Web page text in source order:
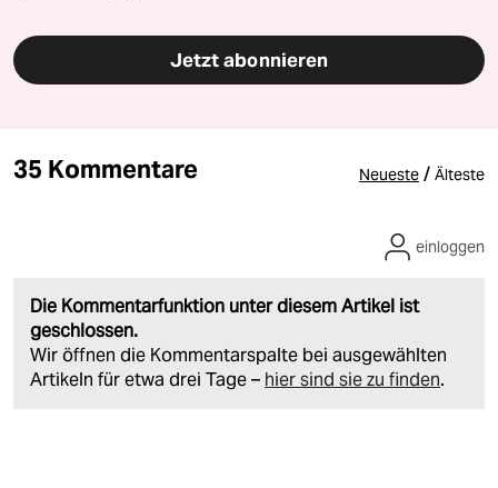
Jetzt abonnieren
35 Kommentare Neueste / Älteste
Die Kommentarfunktion unter diesem Artikel ist
geschlossen.
Wir öffnen die Kommentarspalte bei ausgewählten
Artikeln für etwa drei Tage – hier sind sie zu finden.
einloggen